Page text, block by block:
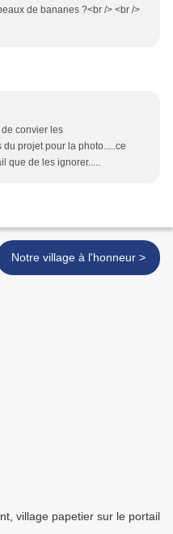
de bananes ?<br /> <br />
de convier les
projet pour la photo.....ce
que de les ignorer.....
Notre village à l'honneur >
village papetier sur le portail